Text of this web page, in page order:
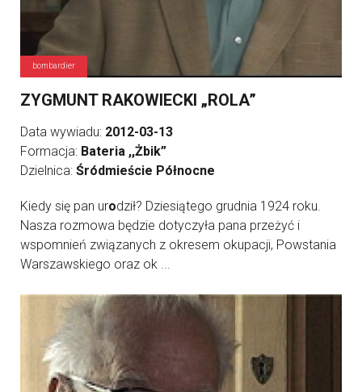
bombardier
ZYGMUNT RAKOWIECKI „ROLA”
Data wywiadu: 2012-03-13
Formacja: Bateria ,,Żbik”
Dzielnica: Śródmieście Północne
Kiedy się pan urodził? Dziesiątego grudnia 1924 roku.
Nasza rozmowa będzie dotyczyła pana przeżyć i
wspomnień związanych z okresem okupacji, Powstania
Warszawskiego oraz ok ...